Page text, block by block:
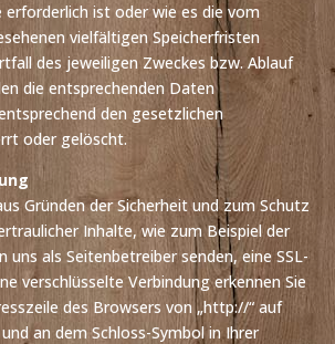
erforderlich ist oder wie es die vom
vielfältigen Speicherfristen
des jeweiligen Zweckes bzw. Ablauf
die entsprechenden Daten
den gesetzlichen
oder gelöscht.
Gründen der Sicherheit und zum Schutz
Inhalte, wie zum Beispiel der
uns als Seitenbetreiber senden, eine SSL-
verschlüsselte Verbindung erkennen Sie
des Browsers von „http://“ auf
an dem Schloss-Symbol in Ihrer